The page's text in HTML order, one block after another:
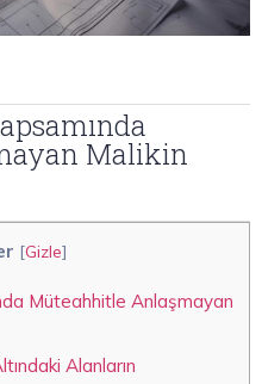
Malikin
[Gizle]
Müteahhitle Anlaşmayan
Alanların